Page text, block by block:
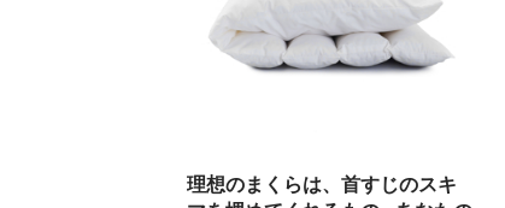
理想のまくらは、首すじのスキ